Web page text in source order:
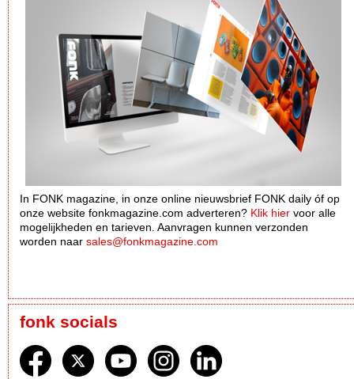
In FONK magazine, in onze online nieuwsbrief FONK daily óf op
onze website fonkmagazine.com adverteren? Klik hier voor alle
mogelijkheden en tarieven. Aanvragen kunnen verzonden
worden naar sales@fonkmagazine.com
fonk socials